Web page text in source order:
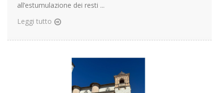
all’estumulazione dei resti ...
Leggi tutto